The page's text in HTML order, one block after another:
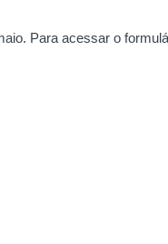
Para acessar o